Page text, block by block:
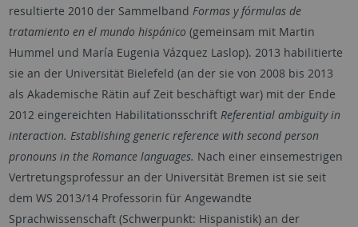
resultierte 2010 der Sammelband Formas y fórmulas de
tratamiento en el mundo hispánico (gemeinsam mit Martin
Hummel und María Eugenia Vázquez Laslop). 2013 habilitierte
sie an der Universität Bielefeld (an der sie von 2008 bis 2013
als Akademische Rätin auf Zeit beschäftigt war) mit der Ende
2012 eingereichten Habilitationsschrift Referential ambiguity in
interaction. Establishing generic reference with second person
pronouns in the Romance languages. Nach einer einsemestrigen
Vertretungsprofessur an der Universität Bremen ist sie seit
dem WS 2013/14 Professorin für Angewandte
Sprachwissenschaft (Schwerpunkt: Hispanistik) an der